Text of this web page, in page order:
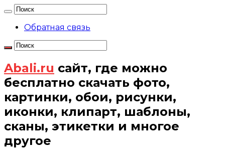
Обратная связь
Abali.ru сайт, где можно
бесплатно скачать фото,
картинки, обои, рисунки,
иконки, клипарт, шаблоны,
сканы, этикетки и многое
другое